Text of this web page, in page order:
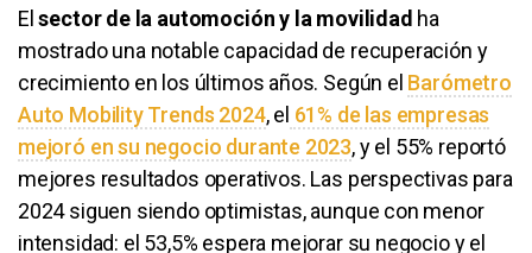
Elsector de la automoción y la movilidad ha
mostrado una notable capacidad de recuperación y
crecimiento en los últimos años. Según el Barómetro
Auto Mobility Trends 2024, el 61% de las empresas
mejoró en su negocio durante 2023, y el 55% reportó
mejores resultados operativos. Las perspectivas para
2024 siguen siendo optimistas, aunque con menor
intensidad: el 53,5% espera mejorar su negocio y el